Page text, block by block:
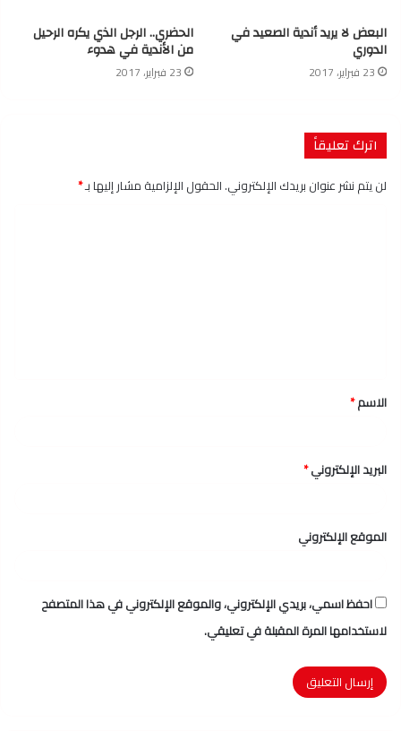
البعض لا يريد أندية الصعيد في
الدوري
23 فبراير، 2017
الحضري.. الرجل الذي يكره الرحيل
من الأندية في هدوء
23 فبراير، 2017
اترك تعليقاً
لن يتم نشر عنوان بريدك الإلكتروني.الحقول الإلزامية مشار إليها بـ*
*
الاسم*
البريد الإلكتروني*
الموقع الإلكتروني
احفظ اسمي، بريدي الإلكتروني، والموقع الإلكتروني في هذا المتصفح
لاستخدامها المرة المقبلة في تعليقي.